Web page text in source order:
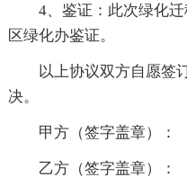
4、鉴证：此次绿化
区绿化办鉴证。
以上协议双方自愿签
决。
甲方（签字盖章）：
乙方（签字盖章）：